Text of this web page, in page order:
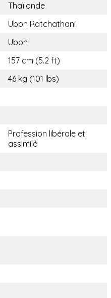
Thaïlande
Ubon Ratchathani
Ubon
157 cm (5.2 ft)
46 kg (101 lbs)
Profession libérale et
assimilé